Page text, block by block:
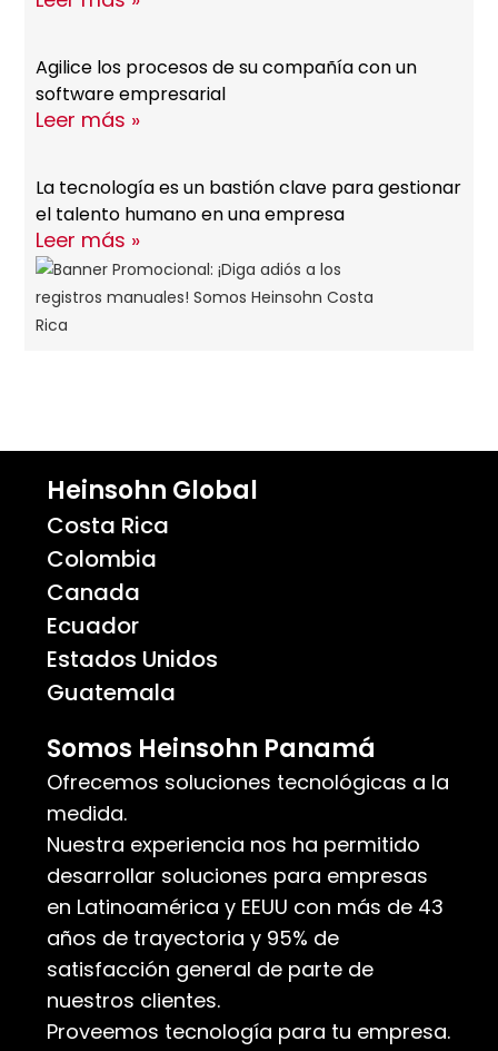
Agilice los procesos de su compañía con un
software empresarial
Leer más »
La tecnología es un bastión clave para gestionar
el talento humano en una empresa
Leer más »
Heinsohn Global
Costa Rica
Colombia
Canada
Ecuador
Estados Unidos
Guatemala
Somos Heinsohn Panamá
Ofrecemos soluciones tecnológicas a la
medida.
Nuestra experiencia nos ha permitido
desarrollar soluciones para empresas
en Latinoamérica y EEUU con más de 43
años de trayectoria y 95% de
satisfacción general de parte de
nuestros clientes.
Proveemos tecnología para tu empresa.